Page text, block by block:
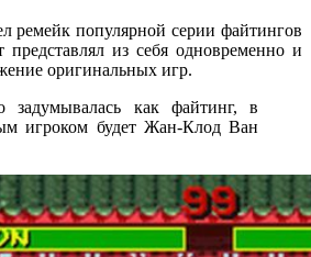
ремейк популярной серии файтингов
из себя одновременно и
оригинальных игр.
задумывалась как файтинг, в
игроком будет Жан-Клод Ван